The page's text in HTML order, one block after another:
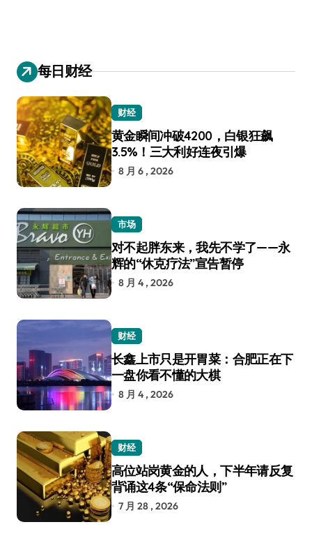
每日财经
财经
黄金瞬间冲破4200，白银狂飙
3.5%！三大利好连夜引爆
8 月 6 , 2026
市场
对不起胖东来，我先不学了——永
辉的“休克疗法”宣告暂停
8 月 4 , 2026
财经
长鑫上市只是开胃菜：合肥正在下
一盘你看不懂的大棋
8 月 4 , 2026
财经
高位站岗黄金的人，下半年请反复
背诵这4条“保命法则”
7 月 28 , 2026